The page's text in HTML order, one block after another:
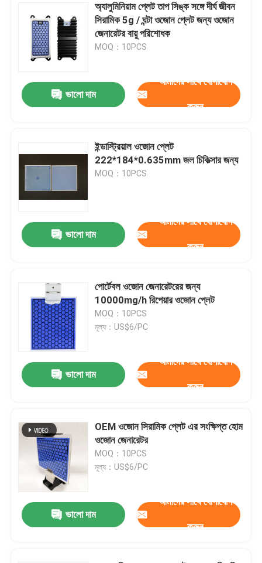
ভিডিও
আমাদের সম্পর্কে
মান নিয়ন্ত্রণ
যোগাযোগ করুন
উদ্ধৃতির জন্য আবেদন
সিরামিক ইগনিটর
সিলিকন নাইট্রাইড ইনজাইটার
সিরামিক হিটিং প্লেট
ওজোন প্লেট
সিরামিক ওজোন জেনারেটর
অ্যালুমিনিয়াম প্লেট তাপ সিঙ্ক সঙ্গে দীর্ঘ জীবন
সিরামিক 5g / ঘন্টা ওজোন প্লেট জন্য ওজোন
জেনারেটর বায়ু পরিশোধক
MOQ：10PCS
ভালো দাম
আমাদের সাথে যোগাযোগ
করুন
ইন্ডাস্ট্রিয়াল ওজোন প্লেট
222*184*0.635mm জল চিকিত্সার জন্য
MOQ：10PCS
ভালো দাম
আমাদের সাথে যোগাযোগ
করুন
পোর্টেবল ওজোন জেনারেটরের জন্য
10000mg/h রিপেয়ার ওজোন প্লেট
MOQ：10PCS
মূল্য：US$6/PC
ভালো দাম
আমাদের সাথে যোগাযোগ
করুন
OEM ওজোন সিরামিক প্লেট এর সংক্ষিপ্ত হোম
ওজোন জেনারেটর
MOQ：10PCS
মূল্য：US$6/PC
ভালো দাম
আমাদের সাথে যোগাযোগ
করুন